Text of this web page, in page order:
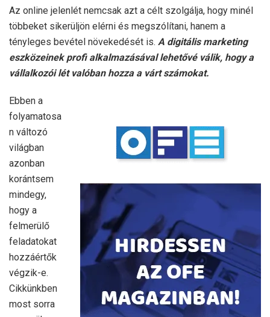
Az online jelenlét nemcsak azt a célt szolgálja, hogy minél
többeket sikerüljön elérni és megszólítani, hanem a
tényleges bevétel növekedését is. A digitális marketing
eszközeinek profi alkalmazásával lehetővé válik, hogy a
vállalkozói lét valóban hozza a várt számokat.
Ebben a
folyamatosa
n változó
világban
azonban
korántsem
mindegy,
hogy a
felmerülő
feladatokat
hozzáértők
végzik-e.
Cikkünkben
most sorra